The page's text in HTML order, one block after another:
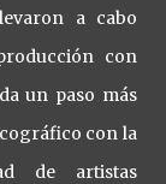
a cabo
con
un paso más
con la
de artistas